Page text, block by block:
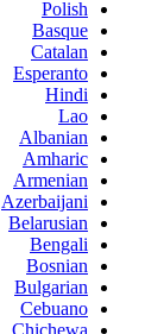
Polish
Basque
Catalan
Esperanto
Hindi
Lao
Albanian
Amharic
Armenian
Azerbaijani
Belarusian
Bengali
Bosnian
Bulgarian
Cebuano
Chichewa